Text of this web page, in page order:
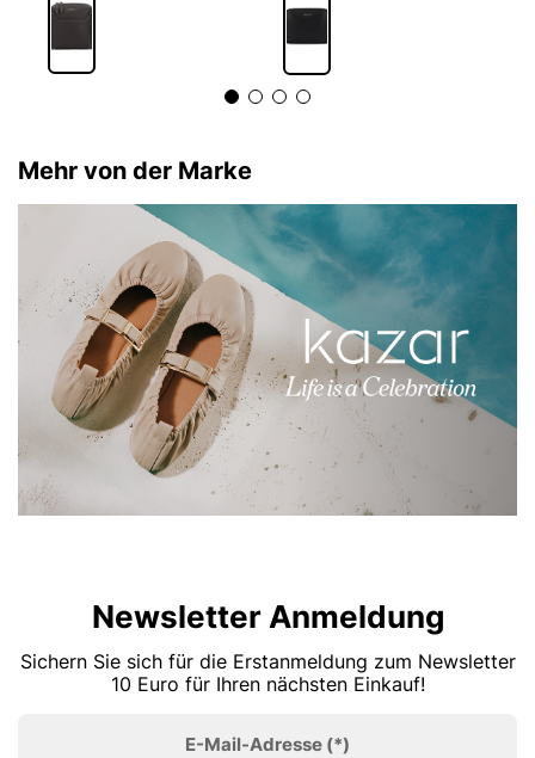
Mehr von der Marke
Newsletter Anmeldung
Sichern Sie sich für die Erstanmeldung zum Newsletter
10 Euro für Ihren nächsten Einkauf!
E-Mail-Adresse (*)